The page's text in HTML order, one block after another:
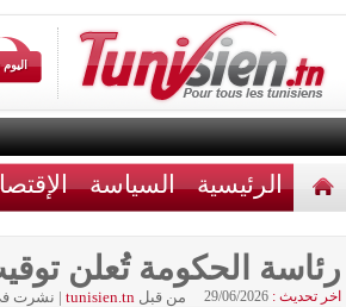
اليوم :
الرئيسية السياسة
اتصل بنا
رئاسة الحكومة تُعلن
اخر تحديث : 29/06/2026 من قبلtunisien.tn
| نشرت